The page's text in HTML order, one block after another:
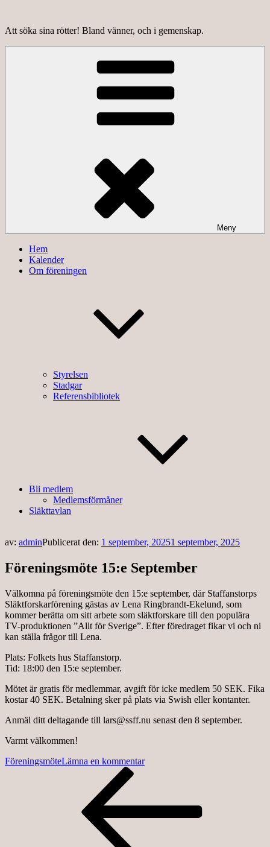
innehåll
Att söka sina rötter! Bland vänner, och i gemenskap.
Meny
Hem
Kalender
Om föreningen
Styrelsen
Stadgar
Referensbibliotek
Bli medlem
Medlemsförmåner
Släkttavlan
av: adminPublicerat den: 1 september, 20251 september, 2025
Föreningsmöte 15:e September
Välkomna på föreningsmöte den 15:e september, där Staffanstorps
Släktforskarförening gästas av Lena Ringbrandt-Ekelund, som
kommer berätta om sitt arbete som släktforskare till den populära
TV-produktionen ”Allt för Sverige”. Efter föredraget fikar vi och ni
kan ställa frågor till Lena.
Plats: Folkets hus Staffanstorp.
Tid: 18:00 den 15:e september.
Mötet är gratis för medlemmar, avgift för icke medlem 50 SEK. Fika
kostar 40 SEK. Betalning sker på plats via Swish eller kontanter.
Anmäl ditt deltagande till lars@ssff.nu senast den 8 september.
Varmt välkommen!
FöreningsmöteLämna en kommentarpå
Inläggsnavigering